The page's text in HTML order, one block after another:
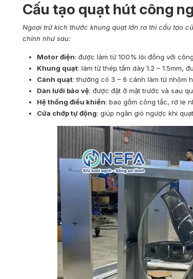
Cấu tạo quạt hút công
Ngoại trừ kích thước khung quạt lớn ra thì cấu tạo
chính như sau:
Motor điện: được làm từ 100% lõi đồng với
Khung quạt: làm từ thép tấm dày 1.2 – 1.5mm,
Cánh quạt: thường có 3 – 6 cánh làm từ nhôm
Dàn lưới bảo vệ: được đặt ở mặt trước và sau
Hệ thống điều khiển: bao gồm công tắc, rơ le
Cửa chớp tự động: giúp ngăn gió ngược khi